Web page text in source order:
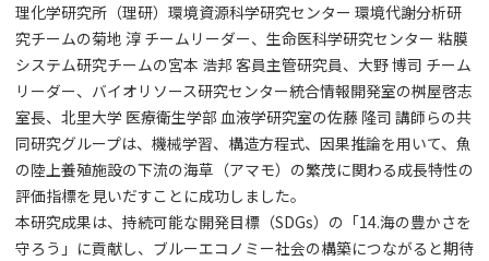
理化学研究所（理研）環境資源科学研究センター 環境代謝分析研
究チームの菊地 淳 チームリーダー、生命医科学研究センター 粘膜
システム研究チームの宮本 浩邦 客員主管研究員、大野 博司 チーム
リーダー、バイオリソース研究センター統合情報開発室の桝屋啓志
室長、北里大学 医療衛生学部 血液学研究室の佐藤 隆司 講師らの共
同研究グループは、機械学習、構造方程式、因果推論を用いて、魚
の陸上養殖施設の下流の海草（アマモ）の繁茂に関わる成長特性の
評価指標を見いだすことに成功しました。
本研究成果は、持続可能な開発目標（SDGs）の「14.海の豊かさを
守ろう」に貢献し、ブルーエコノミー社会の構築につながると期待